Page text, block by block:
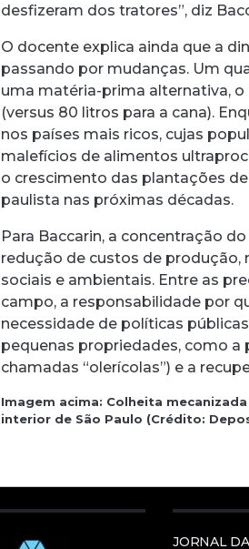
desfizeram dos tratores”, diz
O docente explica ainda que a
passando por mudanças. Um
uma matéria-prima alternativa,
(versus 80 litros para a cana).
nos países mais ricos, cujas
malefícios de alimentos
o crescimento das plantações
paulista nas próximas décadas.
Para Baccarin, a concentração
redução de custos de
sociais e ambientais. Entre as
campo, a responsabilidade por
necessidade de políticas
pequenas propriedades, como
chamadas “olerícolas”) e a
Imagem acima: Colheita
interior de São Paulo (Crédito:
JORNAL